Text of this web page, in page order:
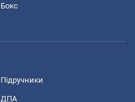
Бокс
Підручники
ДПА